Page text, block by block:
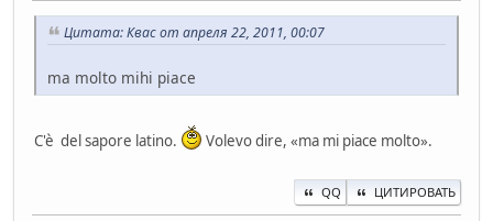
Цитата: Квас от апреля 22, 2011, 00:07
ma molto mihi piace
C'è del sapore latino. Volevo dire, «ma mi piace molto».
QQ ЦИТИРОВАТЬ